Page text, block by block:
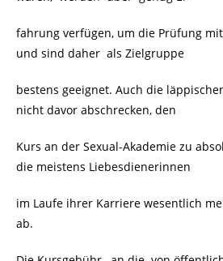
fahrung verfügen, um die Prüfung
und sind daher als Zielgruppe
bestens geeignet. Auch die
nicht davor abschrecken, den
Kurs an der Sexual-Akademie zu
die meistens Liebesdienerinnen
im Laufe ihrer Karriere wesentlich
ab.